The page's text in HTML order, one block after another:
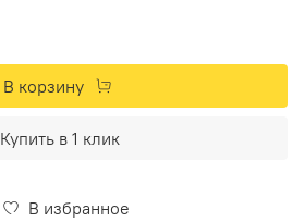
В избранное
В корзину
Купить в 1 клик